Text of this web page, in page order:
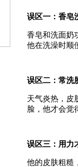
误区一：香皂
香皂和洗面奶
他在洗澡时顺
误区二：常洗
天气炎热，皮
脸，他才会觉
误区三：用力
他的皮肤粗糙